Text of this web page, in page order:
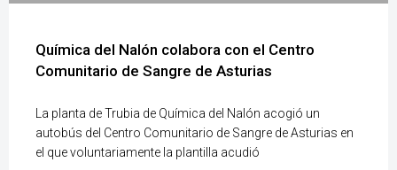
Química del Nalón colabora con el Centro
Comunitario de Sangre de Asturias
La planta de Trubia de Química del Nalón acogió un
autobús del Centro Comunitario de Sangre de Asturias en
el que voluntariamente la plantilla acudió